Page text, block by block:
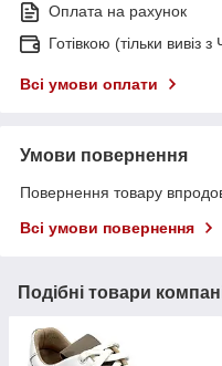
Оплата на рахунок
Готівкою (тільки вивіз з
Всі умови оплати
Умови повернення
Повернення товару
Всі умови повернення
Подібні товари